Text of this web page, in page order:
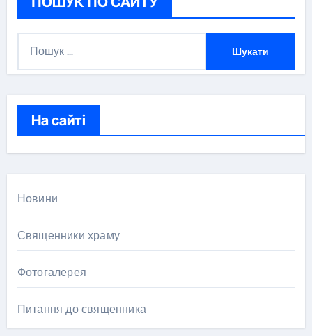
:
На сайті
Новини
Священники храму
Фотогалерея
Питання до священника